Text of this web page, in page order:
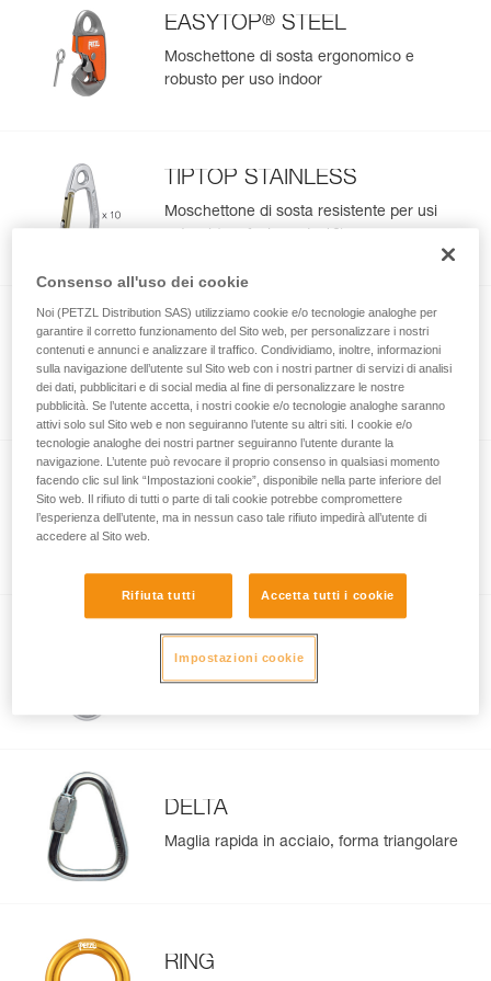
EASYTOP® STEEL
Moschettone di sosta ergonomico e
robusto per uso indoor
TIPTOP STAINLESS
Moschettone di sosta resistente per usi
TIPTOP STEEL
Moschettone di sosta robusto per uso
indoor (confezione da 10)
GO 8 mm
Maglia rapida a grande apertura per le
GO 7 mm
Maglia rapida in acciaio, forma ovale
DELTA
Maglia rapida in acciaio, forma triangolare
RING
Consenso all'uso dei cookie
Noi (PETZL Distribution SAS) utilizziamo cookie e/o tecnologie analoghe per
garantire il corretto funzionamento del Sito web, per personalizzare i nostri
contenuti e annunci e analizzare il traffico. Condividiamo, inoltre, informazioni
sulla navigazione dell’utente sul Sito web con i nostri partner di servizi di analisi
dei dati, pubblicitari e di social media al fine di personalizzare le nostre
pubblicità. Se l’utente accetta, i nostri cookie e/o tecnologie analoghe saranno
attivi solo sul Sito web e non seguiranno l’utente su altri siti. I cookie e/o
tecnologie analoghe dei nostri partner seguiranno l’utente durante la
navigazione. L’utente può revocare il proprio consenso in qualsiasi momento
facendo clic sul link “Impostazioni cookie”, disponibile nella parte inferiore del
Sito web. Il rifiuto di tutti o parte di tali cookie potrebbe compromettere
l’esperienza dell’utente, ma in nessun caso tale rifiuto impedirà all’utente di
accedere al Sito web.
Rifiuta tutti Accetta tutti i cookie
Impostazioni cookie